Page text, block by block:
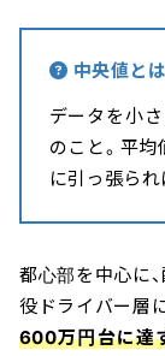
中央値とは
データを小
のこと。平
に引っ張られ
都心部を中心に
役ドライバー層
600万円台に達